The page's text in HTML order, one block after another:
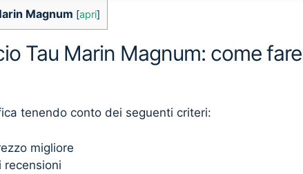
Magnum [apri]
Tau Marin Magnum: come
tenendo conto dei seguenti criteri:
migliore
recensioni